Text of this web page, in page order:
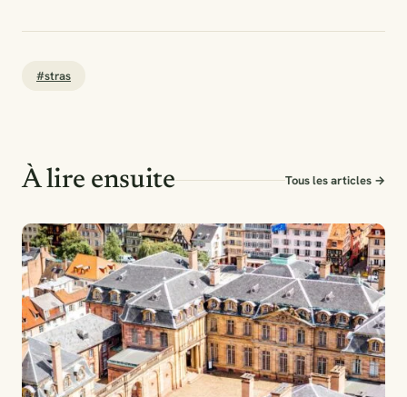
#stras
À lire ensuite Tous les articles →